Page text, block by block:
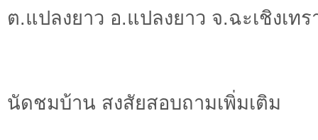
ต.แปลงยาว อ.แปลงยาว จ.ฉะเชิงเทร
นัดชมบ้าน สงสัยสอบถามเพิ่มเติม